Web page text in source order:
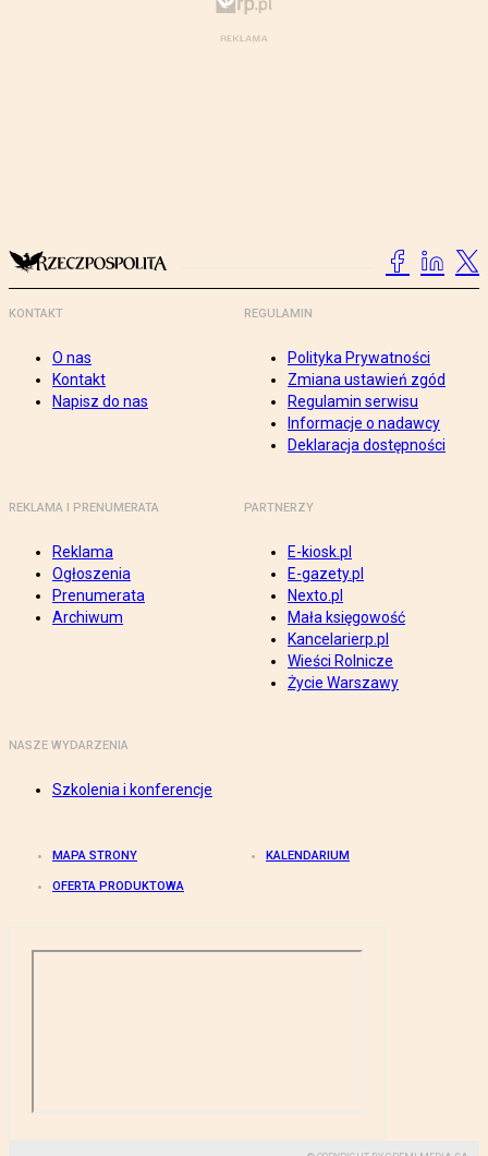
KONTAKT
O nas
Kontakt
Napisz do nas
REGULAMIN
Polityka Prywatności
Zmiana ustawień zgód
Regulamin serwisu
Informacje o nadawcy
Deklaracja dostępności
REKLAMA I PRENUMERATA
Reklama
Ogłoszenia
Prenumerata
Archiwum
PARTNERZY
E-kiosk.pl
E-gazety.pl
Nexto.pl
Mała księgowość
Kancelarierp.pl
Wieści Rolnicze
Życie Warszawy
NASZE WYDARZENIA
Szkolenia i konferencje
MAPA STRONY KALENDARIUM
OFERTA PRODUKTOWA